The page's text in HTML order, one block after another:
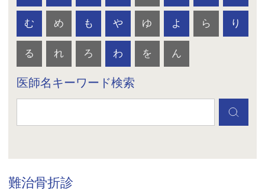
む め も や ゆ よ ら り
る れ ろ わ を ん
医師名キーワード検索
難治骨折診